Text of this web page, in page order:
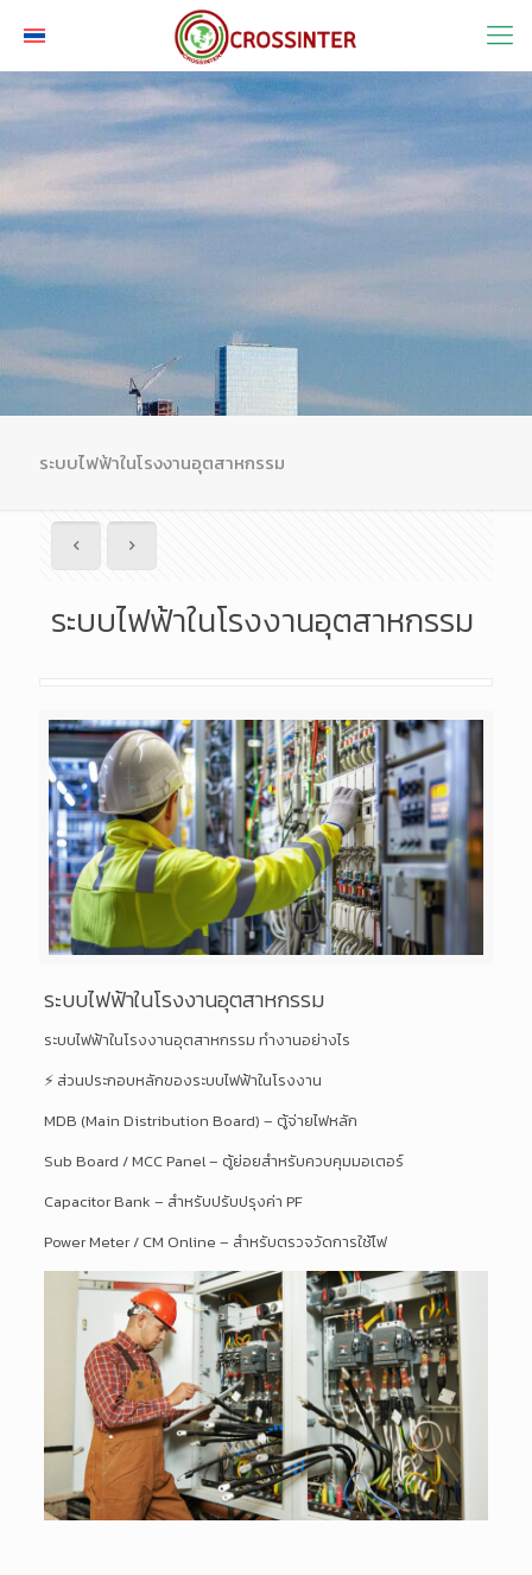
ระบบไฟฟ้าในโรงงานอุตสาหกรรม
ระบบไฟฟ้าในโรงงานอุตสาหกรรม
ระบบไฟฟ้าในโรงงานอุตสาหกรรม
ระบบไฟฟ้าในโรงงานอุตสาหกรรม ทำงานอย่างไร
⚡ ส่วนประกอบหลักของระบบไฟฟ้าในโรงงาน
MDB (Main Distribution Board) – ตู้จ่ายไฟหลัก
Sub Board / MCC Panel – ตู้ย่อยสำหรับควบคุมมอเตอร์
Capacitor Bank – สำหรับปรับปรุงค่า PF
Power Meter / CM Online – สำหรับตรวจวัดการใช้ไฟ